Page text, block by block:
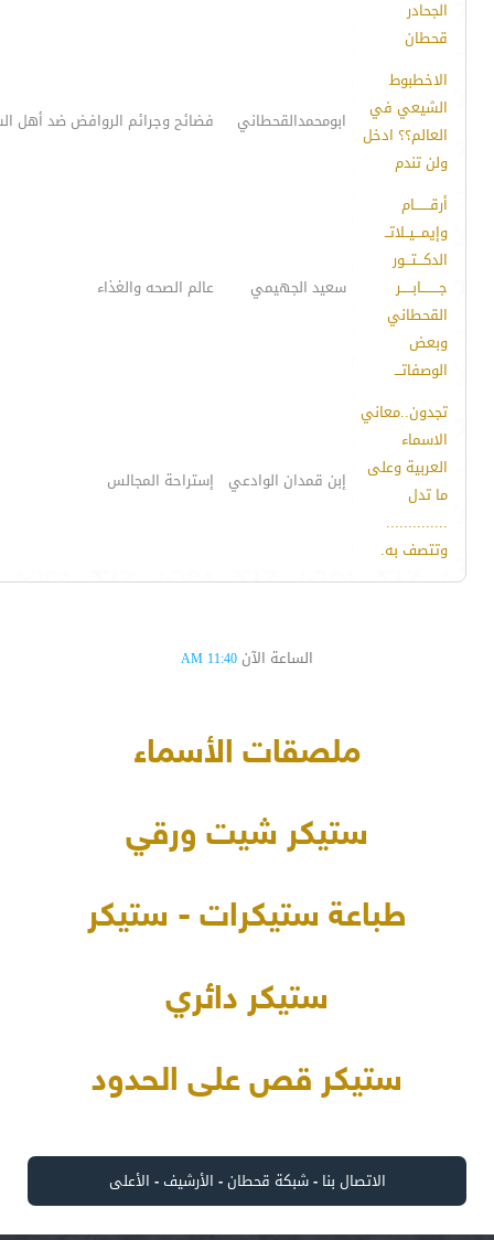
الجحادر
قحطان
الاخطبوط
الشيعي في
العالم؟؟ ادخل
ولن تندم
ابومحمدالقحطاني فضائح وجرائم الروافض ضد أهل
أرقـــــــام
وإيمـــيــلاتــ
الدكـــتـــور
جــــــــابـــــر
القحطاني
وبعض
الوصفاتـــ
سعيد الجهيمي عالم الصحه والغذاء
تجدون..معاني
الاسماء
العربية وعلى
ما تدل
..............
وتتصف به.
إبن قمدان الوادعي إستراحة المجالس
الساعة الآن 11:40 AM
ملصقات الأسماء
ستيكر شيت ورقي
طباعة ستيكرات - ستيكر
ستيكر دائري
ستيكر قص على الحدود
الاتصال بنا -شبكة قحطان- الأرشيف- الأعلى